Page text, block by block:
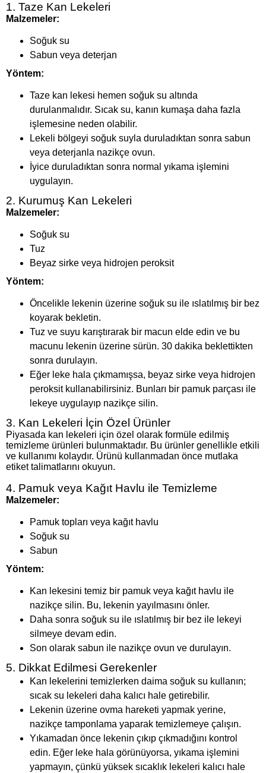
1. Taze Kan Lekeleri
Malzemeler:
Soğuk su
Sabun veya deterjan
Yöntem:
Taze kan lekesi hemen soğuk su altında
durulanmalıdır. Sıcak su, kanın kumaşa daha fazla
işlemesine neden olabilir.
Lekeli bölgeyi soğuk suyla duruladıktan sonra sabun
veya deterjanla nazikçe ovun.
İyice duruladıktan sonra normal yıkama işlemini
uygulayın.
2. Kurumuş Kan Lekeleri
Malzemeler:
Soğuk su
Tuz
Beyaz sirke veya hidrojen peroksit
Yöntem:
Öncelikle lekenin üzerine soğuk su ile ıslatılmış bir bez
koyarak bekletin.
Tuz ve suyu karıştırarak bir macun elde edin ve bu
macunu lekenin üzerine sürün. 30 dakika beklettikten
sonra durulayın.
Eğer leke hala çıkmamışsa, beyaz sirke veya hidrojen
peroksit kullanabilirsiniz. Bunları bir pamuk parçası ile
lekeye uygulayıp nazikçe silin.
3. Kan Lekeleri İçin Özel Ürünler
Piyasada kan lekeleri için özel olarak formüle edilmiş
temizleme ürünleri bulunmaktadır. Bu ürünler genellikle etkili
ve kullanımı kolaydır. Ürünü kullanmadan önce mutlaka
etiket talimatlarını okuyun.
4. Pamuk veya Kağıt Havlu ile Temizleme
Malzemeler:
Pamuk topları veya kağıt havlu
Soğuk su
Sabun
Yöntem:
Kan lekesini temiz bir pamuk veya kağıt havlu ile
nazikçe silin. Bu, lekenin yayılmasını önler.
Daha sonra soğuk su ile ıslatılmış bir bez ile lekeyi
silmeye devam edin.
Son olarak sabun ile nazikçe ovun ve durulayın.
5. Dikkat Edilmesi Gerekenler
Kan lekelerini temizlerken daima soğuk su kullanın;
sıcak su lekeleri daha kalıcı hale getirebilir.
Lekenin üzerine ovma hareketi yapmak yerine,
nazikçe tamponlama yaparak temizlemeye çalışın.
Yıkamadan önce lekenin çıkıp çıkmadığını kontrol
edin. Eğer leke hala görünüyorsa, yıkama işlemini
yapmayın, çünkü yüksek sıcaklık lekeleri kalıcı hale